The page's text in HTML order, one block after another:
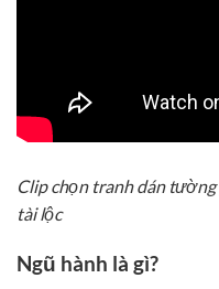
Clip chọn tranh dán
tài lộc
Ngũ hành là gì?